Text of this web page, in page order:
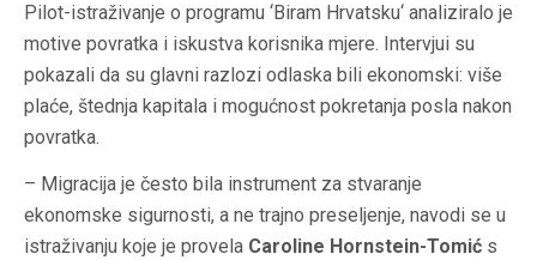
Pilot-istraživanje o programu ‘Biram Hrvatsku‘ analiziralo je
motive povratka i iskustva korisnika mjere. Intervjui su
pokazali da su glavni razlozi odlaska bili ekonomski: više
plaće, štednja kapitala i mogućnost pokretanja posla nakon
povratka.
– Migracija je često bila instrument za stvaranje
ekonomske sigurnosti, a ne trajno preseljenje, navodi se u
istraživanju koje je provela Caroline Hornstein-Tomić s